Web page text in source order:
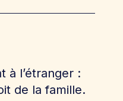
à l’étranger :
de la famille.